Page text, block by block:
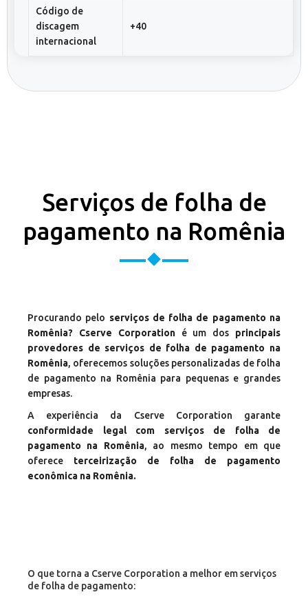
Código de
discagem
internacional
+40
Serviços de folha de
pagamento na Romênia
Procurando pelo serviços de folha de pagamento na
Romênia? Cserve Corporationé um dos principais
provedores de serviços de folha de pagamento na
Romênia, oferecemos soluções personalizadas de folha
de pagamento na Romênia para pequenas e grandes
empresas.
A experiência da Cserve Corporation garante
conformidade legal com serviços de folha de
pagamento na Romênia, ao mesmo tempo em que
oferece terceirização de folha de pagamento
econômica na Romênia.
O que torna a Cserve Corporation a melhor em serviços
de folha de pagamento: